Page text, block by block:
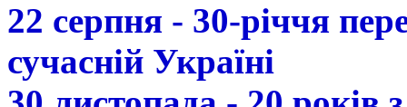
22 серпня - 30-річчя
сучасній Україні